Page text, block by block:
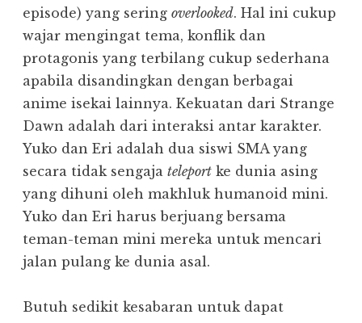
episode) yang sering overlooked. Hal ini cukup
wajar mengingat tema, konflik dan
protagonis yang terbilang cukup sederhana
apabila disandingkan dengan berbagai
anime isekai lainnya. Kekuatan dari Strange
Dawn adalah dari interaksi antar karakter.
Yuko dan Eri adalah dua siswi SMA yang
secara tidak sengaja teleport ke dunia asing
yang dihuni oleh makhluk humanoid mini.
Yuko dan Eri harus berjuang bersama
teman-teman mini mereka untuk mencari
jalan pulang ke dunia asal.
Butuh sedikit kesabaran untuk dapat